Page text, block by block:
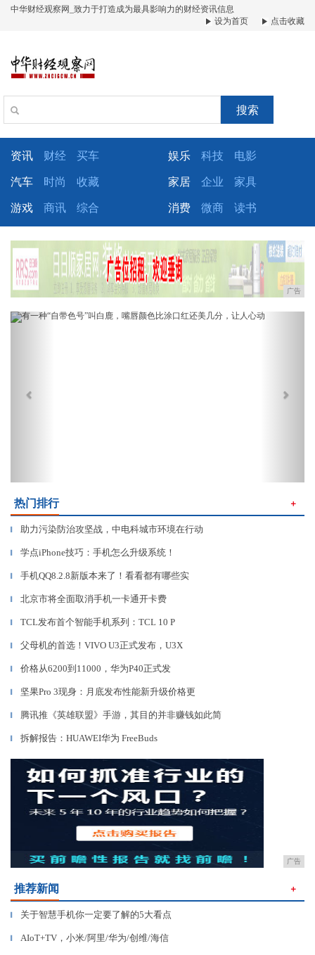
中华财经观察网_致力于打造成为最具影响力的财经资讯信息
设为首页
点击收藏
搜索
资讯 财经 买车 娱乐 科技 电影
汽车 时尚 收藏 家居 企业 家具
游戏 商讯 综合 消费 微商 读书
广告
Previous
热门排行 ＋
▎ 助力污染防治攻坚战，中电科城市环境在行动
▎ 学点iPhone技巧：手机怎么升级系统！
▎ 手机QQ8.2.8新版本来了！看看都有哪些实
▎ 北京市将全面取消手机一卡通开卡费
▎ TCL发布首个智能手机系列：TCL 10 P
▎ 父母机的首选！VIVO U3正式发布，U3X
▎ 价格从6200到11000，华为P40正式发
▎ 坚果Pro 3现身：月底发布性能新升级价格更
▎ 腾讯推《英雄联盟》手游，其目的并非赚钱如此简
▎ 拆解报告：HUAWEI华为 FreeBuds
广告
推荐新闻 ＋
▎ 关于智慧手机你一定要了解的5大看点
▎ AIoT+TV，小米/阿里/华为/创维/海信